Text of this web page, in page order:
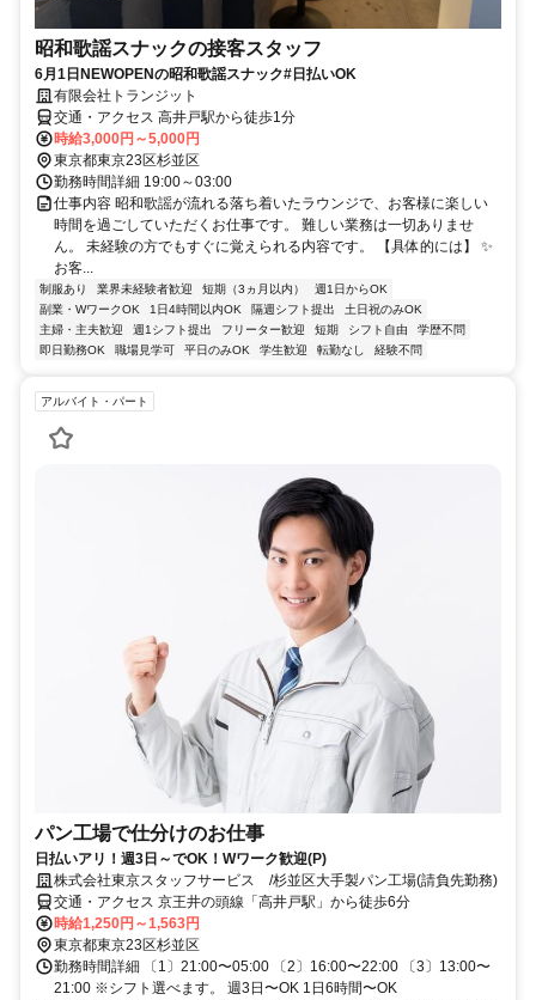
昭和歌謡スナックの接客スタッフ
6月1日NEWOPENの昭和歌謡スナック#日払いOK
有限会社トランジット
交通・アクセス 高井戸駅から徒歩1分
時給3,000円～5,000円
東京都東京23区杉並区
勤務時間詳細 19:00～03:00
仕事内容 昭和歌謡が流れる落ち着いたラウンジで、お客様に楽しい
時間を過ごしていただくお仕事です。 難しい業務は一切ありませ
ん。 未経験の方でもすぐに覚えられる内容です。 【具体的には】 ✨
お客...
制服あり 業界未経験者歓迎 短期（3ヵ月以内）
週1日からOK
副業・WワークOK
1日4時間以内OK 隔週シフト提出
土日祝のみOK
主婦・主夫歓迎
週1シフト提出 フリーター歓迎 短期 シフト自由
学歴不問
即日勤務OK
職場見学可 平日のみOK 学生歓迎 転勤なし 経験不問
アルバイト・パート
パン工場で仕分けのお仕事
日払いアリ！週3日～でOK！Wワーク歓迎(P)
株式会社東京スタッフサービス /杉並区大手製パン工場(請負先勤務)
交通・アクセス 京王井の頭線「高井戸駅」から徒歩6分
時給1,250円～1,563円
東京都東京23区杉並区
勤務時間詳細 〔1〕21:00〜05:00 〔2〕16:00〜22:00 〔3〕13:00〜
21:00 ※シフト選べます。 週3日〜OK 1日6時間〜OK